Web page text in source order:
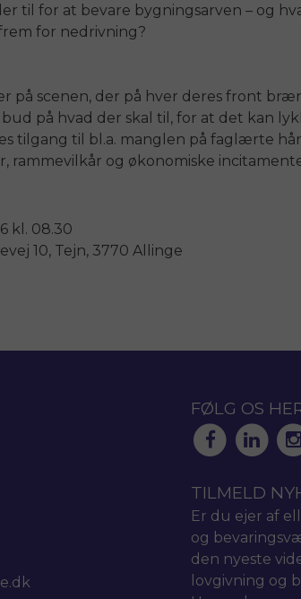
til for at bevare bygningsarven – og
for nedrivning?
på scenen, der på hver deres front
på hvad der skal til, for at det kan
tilgang til bl.a. manglen på faglærte
rammevilkår og økonomiske
kl. 08.30
10, Tejn, 3770 Allinge
FØLG OS
TILMELD
Er du ejer af
og
den nyeste
lovgivning og